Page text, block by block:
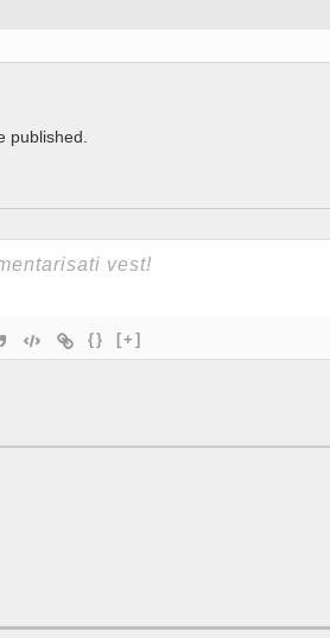
published.
{} [+]